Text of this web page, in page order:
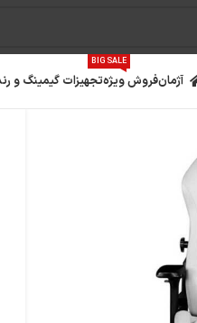
آژمانفروش ویژه
BIG SALE
تجهیزات گیمینگ و